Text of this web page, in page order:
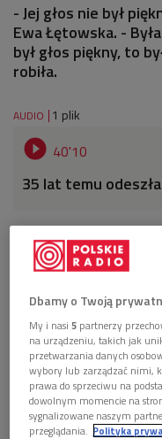
- Jej głos nie był
Ewa Łętowska. -
był głos piękny, to
robiła.
AUDIO 1 plik
 40'10
35 lat temu
Dbamy o Twoją
My i nasi5 partnerzy
na urządzeniu, takich jak
przetwarzania danych
wybory lub zarządzać nimi,
prawa do sprzeciwu na
dowolnym momencie na
sygnalizowane naszym
przeglądania. Polityka